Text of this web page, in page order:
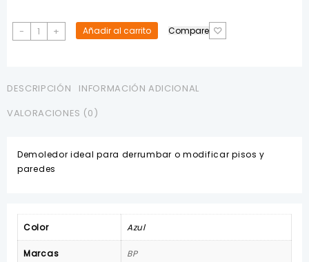
-
Demoledor
2800W
BP
+ Añadir al carrito Compare
DESCRIPCIÓN
INFORMACIÓN ADICIONAL
VALORACIONES (0)
Demoledor ideal para derrumbar o modificar pisos y
paredes
Color Azul
Marcas BP